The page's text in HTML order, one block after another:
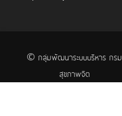
© กลุ่มพัฒนาระบบบริหาร กรม
สุขภาพจิต